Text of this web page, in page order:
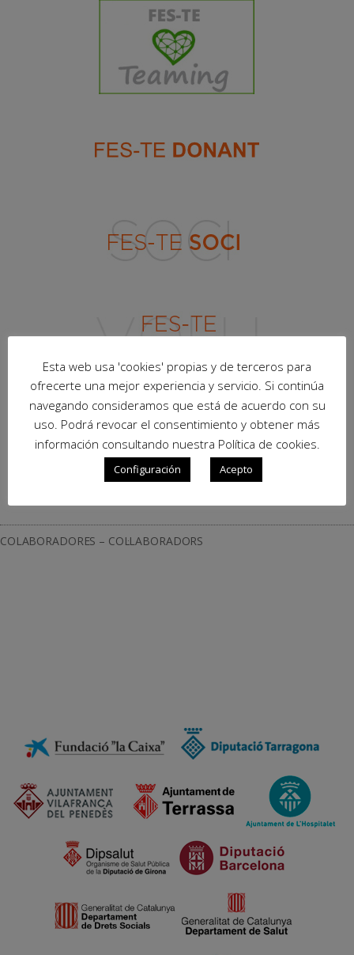
COLABORADORES – COL·LABORADORS
Esta web usa 'cookies' propias y de terceros para
ofrecerte una mejor experiencia y servicio. Si continúa
navegando consideramos que está de acuerdo con su
uso. Podrá revocar el consentimiento y obtener más
información consultando nuestra Política de cookies.
Configuración Acepto